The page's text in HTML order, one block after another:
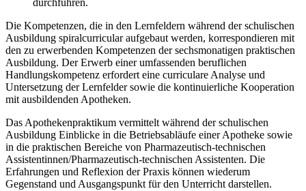
durchführen.
Die Kompetenzen, die in den Lernfeldern während der schulischen
Ausbildung spiralcurricular aufgebaut werden, korres­pondieren mit
den zu erwerbenden Kompetenzen der sechsmonatigen praktischen
Ausbildung. Der Erwerb einer umfassenden beruflichen
Handlungskompetenz erfordert eine curriculare Analyse und
Untersetzung der Lernfelder sowie die kontinuierliche Kooperation
mit ausbildenden Apotheken.
Das Apothekenpraktikum vermittelt während der schulischen
Ausbildung Einblicke in die Betriebsabläufe einer Apotheke sowie
in die praktischen Bereiche von Pharmazeutisch-technischen
Assisten­tinnen/Pharmazeutisch-technischen Assistenten. Die
Erfahrungen und Reflexion der Praxis können wiederum
Gegenstand und Ausgangspunkt für den Unterricht darstellen.